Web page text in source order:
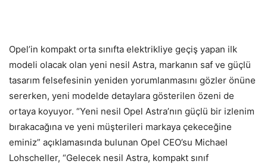
Opel’in kompakt orta sınıfta elektrikliye geçiş yapan ilk
modeli olacak olan yeni nesil Astra, markanın saf ve güçlü
tasarım felsefesinin yeniden yorumlanmasını gözler önüne
sererken, yeni modelde detaylara gösterilen özeni de
ortaya koyuyor. “Yeni nesil Opel Astra’nın güçlü bir izlenim
bırakacağına ve yeni müşterileri markaya çekeceğine
eminiz” açıklamasında bulunan Opel CEO’su Michael
Lohscheller, “Gelecek nesil Astra, kompakt sınıf